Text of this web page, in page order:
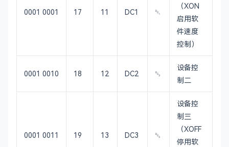
0001 0001 17 11 DC1 ␑
（XON
启用软
件速度
控制）
0001 0010 18 12 DC2 ␒
设备控
制二
0001 0011 19 13 DC3 ␓
设备控
制三
（XOFF
停用软